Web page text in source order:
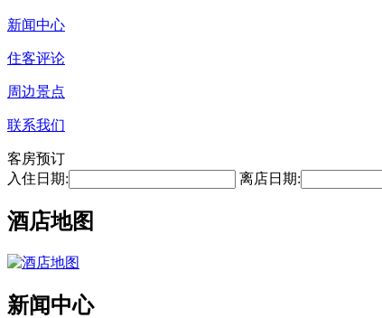
新闻中心
住客评论
周边景点
联系我们
客房预订
入住日期:
离店日期:
酒店地图
新闻中心